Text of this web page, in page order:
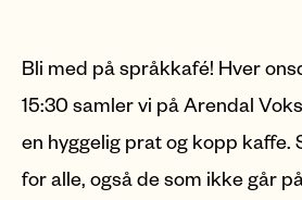
Bli med på språkkafé! Hver
15:30 samler vi på Arendal
en hyggelig prat og kopp kaffe.
for alle, også de som ikke går på